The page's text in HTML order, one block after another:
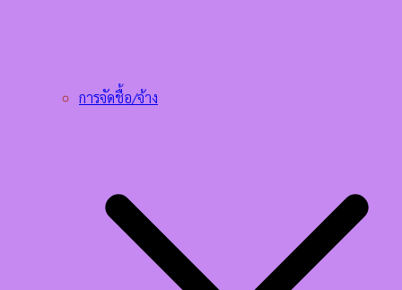
การจัดชื้อ/จ้าง